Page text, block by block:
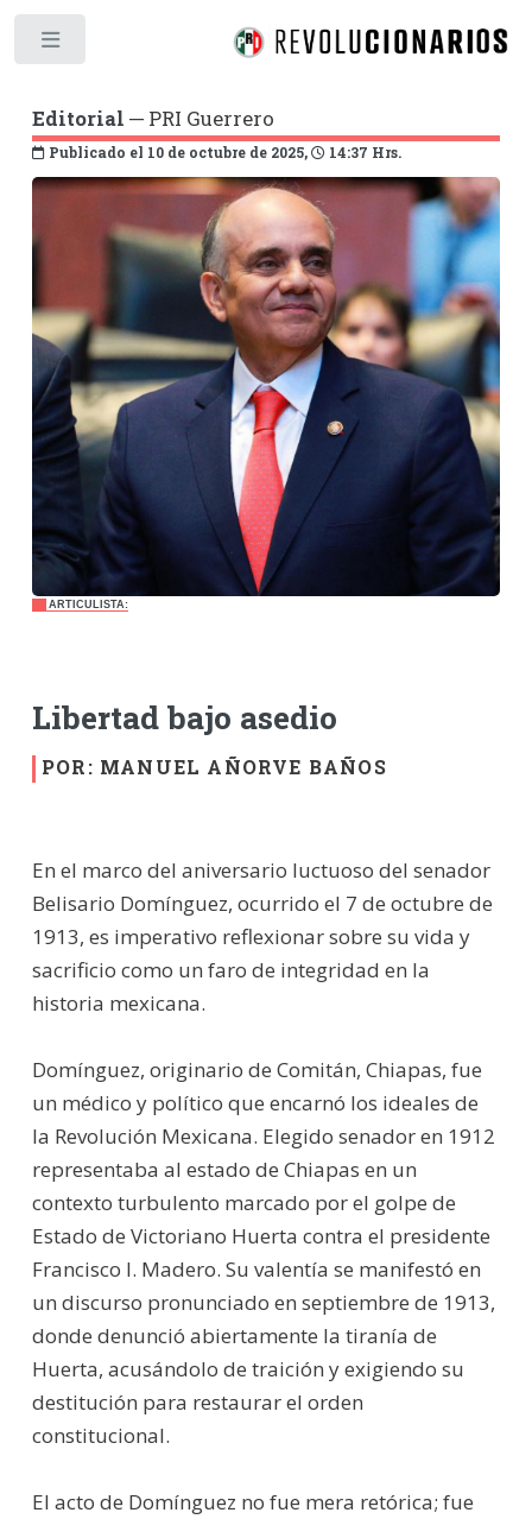
Editorial ─ PRI Guerrero
Publicado el 10 de octubre de 2025, 14:37 Hrs.
Libertad bajo asedio
POR: MANUEL AÑORVE BAÑOS
En el marco del aniversario luctuoso del senador
Belisario Domínguez, ocurrido el 7 de octubre de
1913, es imperativo reflexionar sobre su vida y
sacrificio como un faro de integridad en la
historia mexicana.
Domínguez, originario de Comitán, Chiapas, fue
un médico y político que encarnó los ideales de
la Revolución Mexicana. Elegido senador en 1912
representaba al estado de Chiapas en un
contexto turbulento marcado por el golpe de
Estado de Victoriano Huerta contra el presidente
Francisco I. Madero. Su valentía se manifestó en
un discurso pronunciado en septiembre de 1913,
donde denunció abiertamente la tiranía de
Huerta, acusándolo de traición y exigiendo su
destitución para restaurar el orden
constitucional.
El acto de Domínguez no fue mera retórica; fue
ARTICULISTA: